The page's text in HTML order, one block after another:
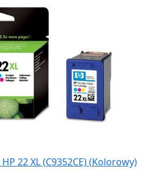
22 XL (C9352CE) (Kolorowy)